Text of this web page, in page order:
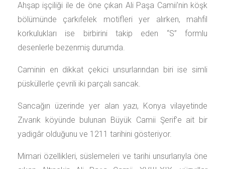
Ahşap işçiliği ile de öne çıkan Ali Paşa Camii’nin köşk
bölümünde çarkıfelek motifleri yer alırken, mahfil
korkulukları ise birbirini takip eden “S” formlu
desenlerle bezenmiş durumda.
Caminin en dikkat çekici unsurlarından biri ise simli
püsküllerle çevrili iki parçalı sancak.
Sancağın üzerinde yer alan yazı, Konya vilayetinde
Zıvarık köyünde bulunan Büyük Camii Şerif’e ait bir
yadigâr olduğunu ve 1211 tarihini gösteriyor.
Mimari özellikleri, süslemeleri ve tarihi unsurlarıyla öne